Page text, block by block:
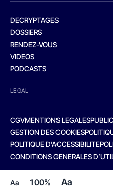
Aa 100% Aa
DECRYPTAGES
DOSSIERS
RENDEZ-VOUS
VIDEOS
PODCASTS
LEGAL
CGVMENTIONS LEGALES
GESTION DES COOKIES
POLITIQUE D’ACCESSIBILITE
CONDITIONS GENERALES